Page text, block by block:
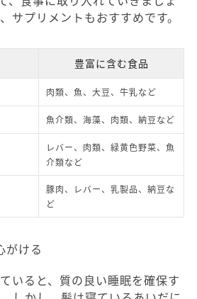
サプリメントもおすすめです。
豊富に含む食品
肉類、魚、大豆、牛乳など
魚介類、海藻、肉類、納豆など
レバー、肉類、緑黄色野菜、魚
介類など
豚肉、レバー、乳製品、納豆な
ど
がける
いると、質の良い睡眠を確保す